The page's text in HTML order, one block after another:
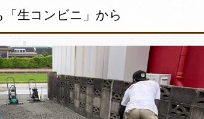
「生コンビニ」から